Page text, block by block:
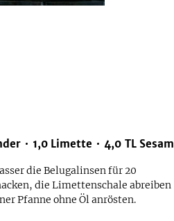
1,0 Limette 4,0 TL Sesam
die Belugalinsen für 20
die Limettenschale abreiben
Pfanne ohne Öl anrösten.